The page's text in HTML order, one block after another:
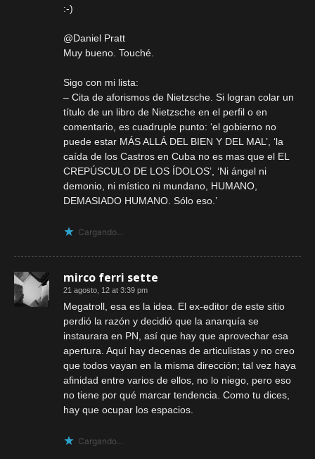
:-)
@Daniel Pratt
Muy bueno. Touché.
Sigo con mi lista:
– Cita de aforismos de Nietzsche. Si logran colar un
título de un libro de Nietzsche en el perfil o en
comentario, es cuadruple punto: ‘el gobierno no
puede estar MÁS ALLÁ DEL BIEN Y DEL MAL’, ‘la
caída de los Castros en Cuba no es mas que el EL
CREPÚSCULO DE LOS ÍDOLOS’, ‘Ni ángel ni
demonio, ni místico ni mundano, HUMANO,
DEMASIADO HUMANO. Sólo eso.’
Cargando...
mirco ferri sette
21 agosto, 12 at 3:39 pm
Megatroll, esa es la idea. El ex-editor de este sitio
perdió la razón y decidió que la anarquía se
instaurara en PN, así que hay que aprovechar esa
apertura. Aquí hay decenas de articulistas y no creo
que todos vayan en la misma dirección; tal vez haya
afinidad entre varios de ellos, no lo niego, pero eso
no tiene por qué marcar tendencia. Como tu dices,
hay que ocupar los espacios.
Cargando...